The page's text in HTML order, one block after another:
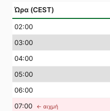
Ώρα (CEST)
02:00
03:00
04:00
05:00
06:00
07:00 ← αιχμή